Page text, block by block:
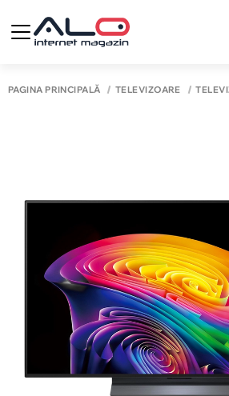
PAGINA PRINCIPALĂ TELEVIZOARE